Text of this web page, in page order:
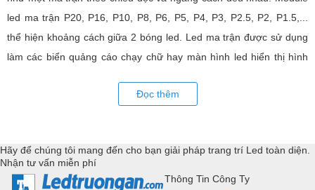
led ma trận P20, P16, P10, P8, P6, P5, P4, P3, P2.5, P2, P1.5,...
thể hiện khoảng cách giữa 2 bóng led. Led ma trận được sử dụng
làm các biển quảng cáo chạy chữ hay màn hình led hiển thị hình
nhiều lĩnh vực của cuộc sống. LED Trường An cung cấp tất cả các
YRL,...Tư vấn giả pháp, hỗ trợ kỹ thuật chuyên sâu cho các
ứng dụng trang trí led.
Đọc thêm
Hãy để chúng tôi mang đến cho bạn giải pháp trang trí Led toàn diện.
Nhận tư vấn miễn phí
Thông Tin Công Ty